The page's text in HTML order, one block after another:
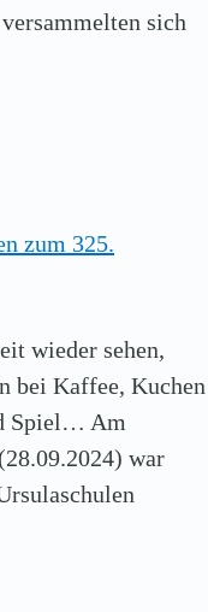
sich
zum 325.
wieder sehen,
bei Kaffee, Kuchen
Spiel… Am
war